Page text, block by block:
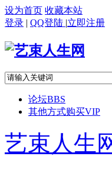
设为首页 收藏本站
登录 | QQ登陆 |立即注册
论坛BBS
其他方式购买VIP
艺束人生